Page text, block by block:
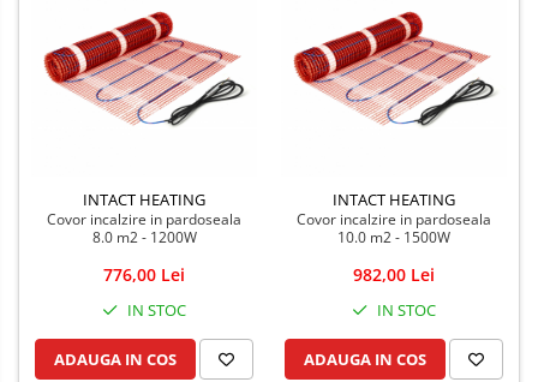
INTACT HEATING
Covor incalzire in pardoseala
8.0 m2 - 1200W
776,00 Lei
IN STOC
ADAUGA IN COS
INTACT HEATING
Covor incalzire in pardoseala
10.0 m2 - 1500W
982,00 Lei
IN STOC
ADAUGA IN COS